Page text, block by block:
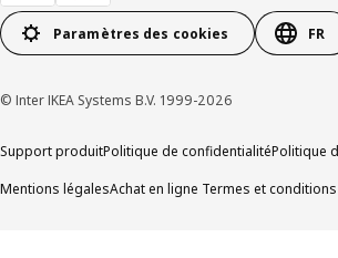
Paramètres des cookies FR
© Inter IKEA Systems B.V. 1999-2026
Support produitPolitique de confidentialitéPolitique
Mentions légalesAchat en ligne Termes et conditions